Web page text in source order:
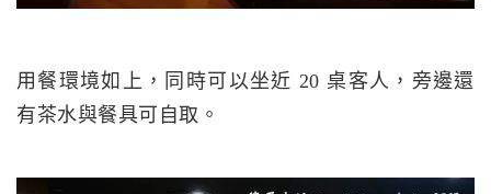
用餐環境如上，同時可以坐近 20 桌客人，旁邊還
有茶水與餐具可自取。